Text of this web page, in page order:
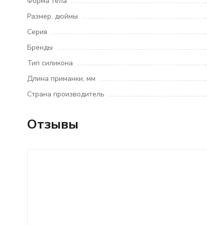
Размер, дюймы
Серия
Бренды
Тип силикона
Длина приманки, мм
Страна производитель
Отзывы